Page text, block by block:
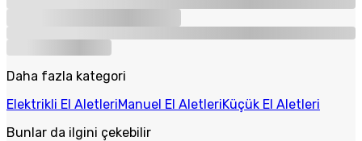
Daha fazla kategori
Elektrikli El AletleriManuel El AletleriKüçük El Aletleri
Bunlar da ilgini çekebilir